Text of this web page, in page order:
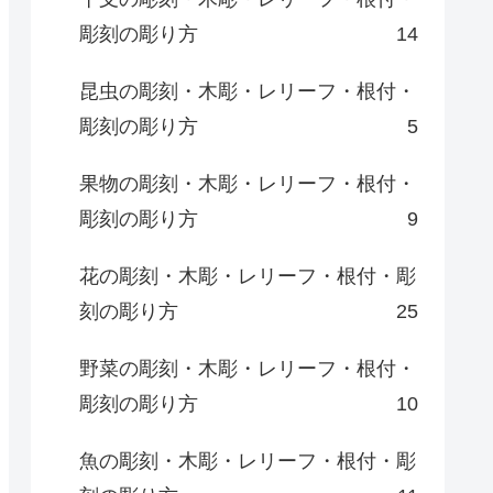
彫刻の彫り方
14
昆虫の彫刻・木彫・レリーフ・根付・
彫刻の彫り方
5
果物の彫刻・木彫・レリーフ・根付・
彫刻の彫り方
9
花の彫刻・木彫・レリーフ・根付・彫
刻の彫り方
25
野菜の彫刻・木彫・レリーフ・根付・
彫刻の彫り方
10
魚の彫刻・木彫・レリーフ・根付・彫